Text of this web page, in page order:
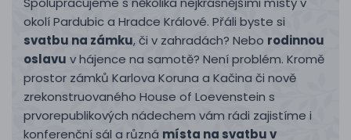
okolí Pardubic a Hradce Králové. Přáli byste si
svatbu na zámku, či v zahradách? Nebo rodinnou
oslavu v hájence na samotě? Není problém. Kromě
prostor zámků Karlova Koruna a Kačina či nově
zrekonstruovaného House of Loevenstein s
prvorepublikových nádechem vám rádi zajistíme i
konferenční sál a různá místa na svatbu v